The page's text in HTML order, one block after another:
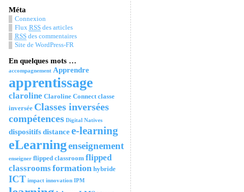
Méta
Connexion
Flux RSSdes articles
RSSdes commentaires
Site de WordPress-FR
En quelques mots …
accompagnement Apprendre
apprentissage
claroline Claroline Connect classe
inversée Classes inversées
compétences Digital Natives
dispositifsdistancee-learning
eLearningenseignement
enseigner flipped classroom flipped
classroomsformation hybride
ICT impact innovation IPM